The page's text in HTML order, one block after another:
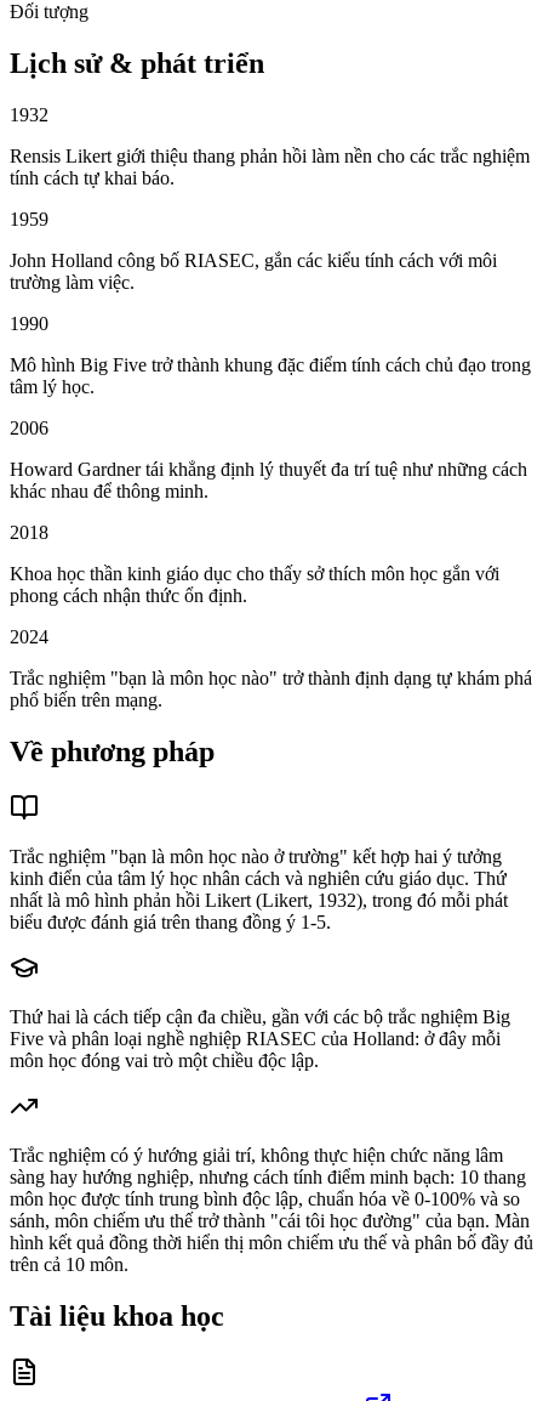
Đối tượng
Lịch sử & phát triển
1932
Rensis Likert giới thiệu thang phản hồi làm nền cho các trắc nghiệm
tính cách tự khai báo.
1959
John Holland công bố RIASEC, gắn các kiểu tính cách với môi
trường làm việc.
1990
Mô hình Big Five trở thành khung đặc điểm tính cách chủ đạo trong
tâm lý học.
2006
Howard Gardner tái khẳng định lý thuyết đa trí tuệ như những cách
khác nhau để thông minh.
2018
Khoa học thần kinh giáo dục cho thấy sở thích môn học gắn với
phong cách nhận thức ổn định.
2024
Trắc nghiệm "bạn là môn học nào" trở thành định dạng tự khám phá
phổ biến trên mạng.
Về phương pháp
Trắc nghiệm "bạn là môn học nào ở trường" kết hợp hai ý tưởng
kinh điển của tâm lý học nhân cách và nghiên cứu giáo dục. Thứ
nhất là mô hình phản hồi Likert (Likert, 1932), trong đó mỗi phát
biểu được đánh giá trên thang đồng ý 1-5.
Thứ hai là cách tiếp cận đa chiều, gần với các bộ trắc nghiệm Big
Five và phân loại nghề nghiệp RIASEC của Holland: ở đây mỗi
môn học đóng vai trò một chiều độc lập.
Trắc nghiệm có ý hướng giải trí, không thực hiện chức năng lâm
sàng hay hướng nghiệp, nhưng cách tính điểm minh bạch: 10 thang
môn học được tính trung bình độc lập, chuẩn hóa về 0-100% và so
sánh, môn chiếm ưu thế trở thành "cái tôi học đường" của bạn. Màn
hình kết quả đồng thời hiển thị môn chiếm ưu thế và phân bố đầy đủ
trên cả 10 môn.
Tài liệu khoa học